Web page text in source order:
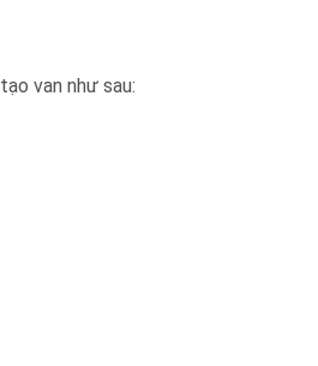
van như sau: